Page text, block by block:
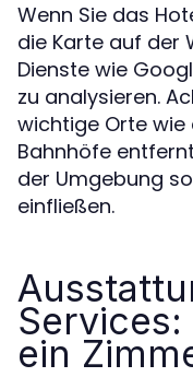
Wenn Sie das
die Karte auf der
Dienste wie
zu analysieren.
wichtige Orte wie
Bahnhöfe
der Umgebung
einfließen.
ein